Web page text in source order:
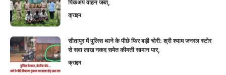
पिकअप वाहन जब्त,
क्राइम
सीतापुर में पुलिस थाने के पीछे फिर बड़ी चोरी: श्री श्याम जनरल स्टोर
से सवा लाख नकद समेत कीमती सामान पार,
क्राइम